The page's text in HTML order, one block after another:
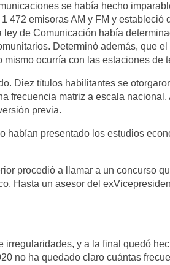
se había hecho
472 emisoras AM y FM y estableció
de Comunicación había
Determinó además, que
ocurría con las estaciones de
Diez títulos habilitantes se
frecuencia matriz a escala nacional.
previa.
habían presentado los estudios
procedió a llamar a un concurso
Hasta un asesor del
y a la final quedó
no ha quedado claro cuántas